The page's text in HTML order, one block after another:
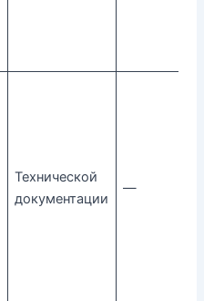
Технической
документации
—